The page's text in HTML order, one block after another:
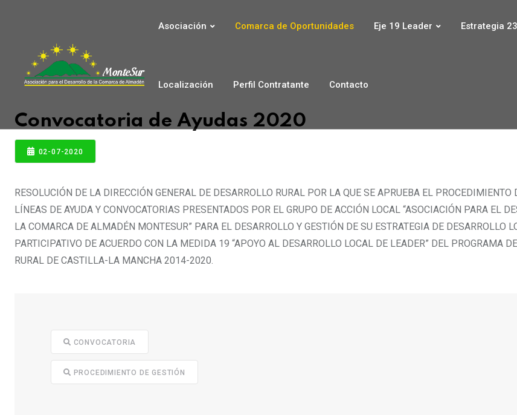
Asociación Comarca de Oportunidades Eje 19 Leader Estrategia
Localización Perfil Contratante Contacto
Convocatoria de Ayudas 2020
02-07-2020
RESOLUCIÓN DE LA DIRECCIÓN GENERAL DE DESARROLLO RURAL POR LA QUE SE APRUEBA EL PROCEDIMIENTO
LÍNEAS DE AYUDA Y CONVOCATORIAS PRESENTADOS POR EL GRUPO DE ACCIÓN LOCAL “ASOCIACIÓN PARA EL
LA COMARCA DE ALMADÉN MONTESUR” PARA EL DESARROLLO Y GESTIÓN DE SU ESTRATEGIA DE DESARROLLO
PARTICIPATIVO DE ACUERDO CON LA MEDIDA 19 “APOYO AL DESARROLLO LOCAL DE LEADER” DEL PROGRAMA
RURAL DE CASTILLA-LA MANCHA 2014-2020.
CONVOCATORIA
PROCEDIMIENTO DE GESTIÓN